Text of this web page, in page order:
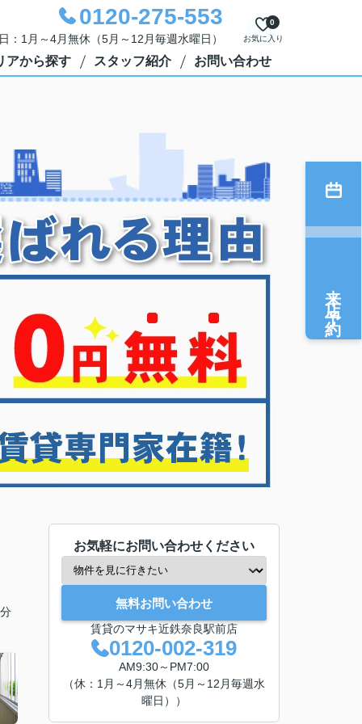
0120-275-553
1月～4月無休（5月～12月毎週水曜日） お気に入り
0
アから探す スタッフ紹介 お問い合わせ
お気軽にお問い合わせください
無料お問い合わせ
賃貸のマサキ近鉄奈良駅前店
0120-002-319
AM9:30～PM7:00
（休：1月～4月無休（5月～12月毎週水
曜日））
来店予約